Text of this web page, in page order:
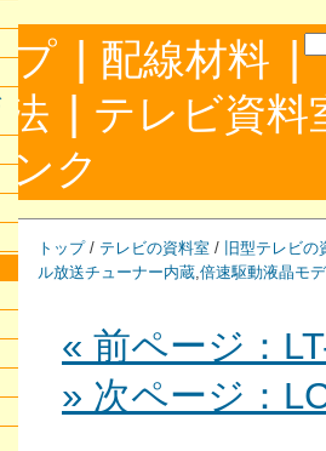
プ | 配線材料 |
| テレビ資料
ンク
トップ/ テレビの資料室 / 旧型テレビの
ル放送チューナー内蔵,倍速駆動液晶モ
« 前ページ：
» 次ページ：